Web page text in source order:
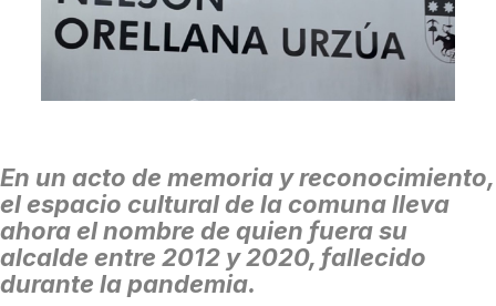
En un acto de memoria y reconocimiento,
el espacio cultural de la comuna lleva
ahora el nombre de quien fuera su
alcalde entre 2012 y 2020, fallecido
durante la pandemia.